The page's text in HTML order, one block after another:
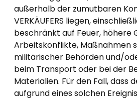
außerhalb der zumutbaren
VERKÄUFERS liegen,
beschränkt auf Feuer, höhere
Arbeitskonflikte, Maßnahmen
militärischer Behörden und/
beim Transport oder bei der
Materialien. Für den Fall, dass
aufgrund eines solchen